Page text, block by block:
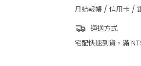
月結報帳 / 信用卡 /
運送方式
宅配快速到貨，滿